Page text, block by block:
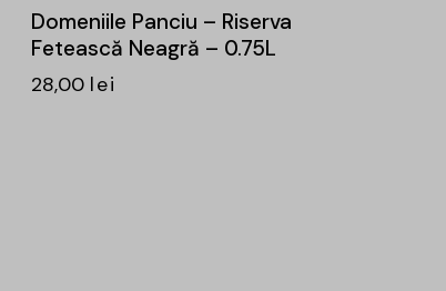
Domeniile Panciu – Riserva
Fetească Neagră – 0.75L
28,00 lei